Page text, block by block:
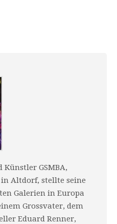
GSMBA,
in Altdorf, stellte seine
Galerien in Europa
Grossvater, dem
Eduard Renner,